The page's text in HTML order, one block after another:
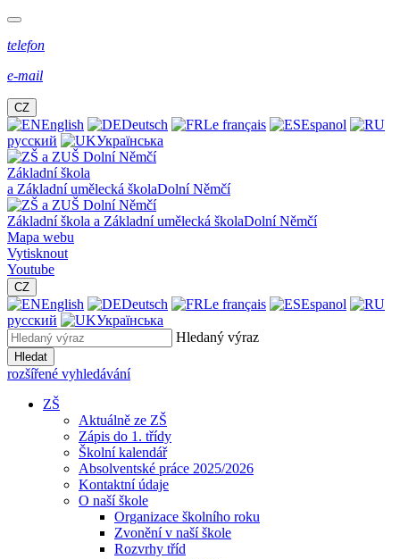
telefon
e-mail
CZ
English Deutsch Le français
Espanol
русский
Українська
Základní škola
a Základní umělecká školaDolní Němčí
Základní škola a Základní umělecká školaDolní Němčí
Mapa webu
Vytisknout
Youtube
CZ
English Deutsch Le français
Espanol
русский
Українська
Hledaný výraz
Hledat
rozšířené vyhledávání
ZŠ
Aktuálně ze ZŠ
Zápis do 1. třídy
Školní kalendář
Absolventské práce 2025/2026
Kontaktní údaje
O naší škole
Organizace školního roku
Zvonění v naší škole
Rozvrhy tříd